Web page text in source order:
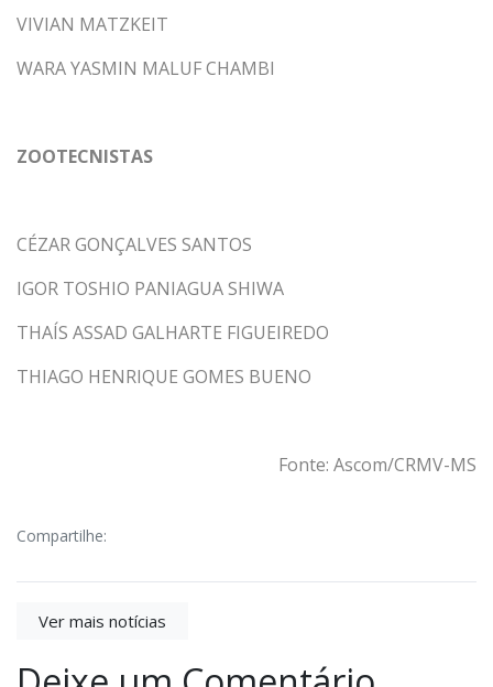
VIVIAN MATZKEIT
WARA YASMIN MALUF CHAMBI
ZOOTECNISTAS
CÉZAR GONÇALVES SANTOS
IGOR TOSHIO PANIAGUA SHIWA
THAÍS ASSAD GALHARTE FIGUEIREDO
THIAGO HENRIQUE GOMES BUENO
Fonte: Ascom/CRMV-MS
Compartilhe:
Ver mais notícias